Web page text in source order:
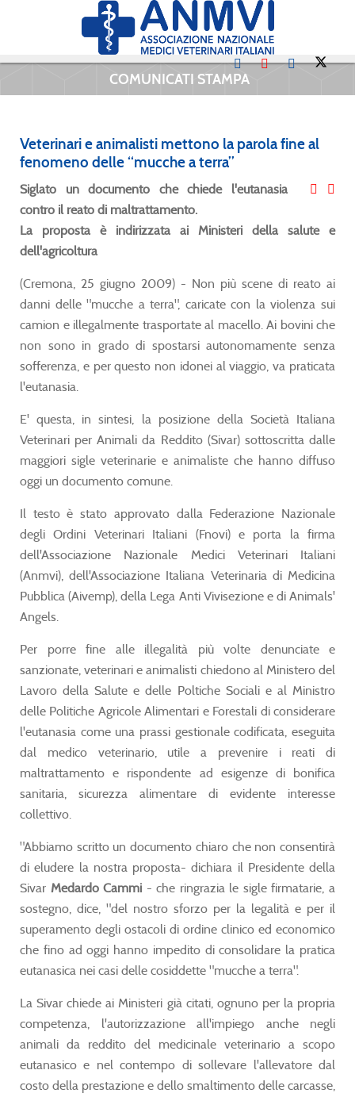
COMUNICATI STAMPA
Veterinari e animalisti mettono la parola fine al
fenomeno delle “mucche a terra”
Siglato un documento che chiede l'eutanasia
contro il reato di maltrattamento.
La proposta è indirizzata ai Ministeri della salute e
dell'agricoltura
(Cremona, 25 giugno 2009) - Non più scene di reato ai
danni delle "mucche a terra", caricate con la violenza sui
camion e illegalmente trasportate al macello. Ai bovini che
non sono in grado di spostarsi autonomamente senza
sofferenza, e per questo non idonei al viaggio, va praticata
l'eutanasia.
E' questa, in sintesi, la posizione della Società Italiana
Veterinari per Animali da Reddito (Sivar) sottoscritta dalle
maggiori sigle veterinarie e animaliste che hanno diffuso
oggi un documento comune.
Il testo è stato approvato dalla Federazione Nazionale
degli Ordini Veterinari Italiani (Fnovi) e porta la firma
dell'Associazione Nazionale Medici Veterinari Italiani
(Anmvi), dell'Associazione Italiana Veterinaria di Medicina
Pubblica (Aivemp), della Lega Anti Vivisezione e di Animals'
Angels.
Per porre fine alle illegalità più volte denunciate e
sanzionate, veterinari e animalisti chiedono al Ministero del
Lavoro della Salute e delle Poltiche Sociali e al Ministro
delle Politiche Agricole Alimentari e Forestali di considerare
l'eutanasia come una prassi gestionale codificata, eseguita
dal medico veterinario, utile a prevenire i reati di
maltrattamento e rispondente ad esigenze di bonifica
sanitaria, sicurezza alimentare di evidente interesse
collettivo.
"Abbiamo scritto un documento chiaro che non consentirà
di eludere la nostra proposta- dichiara il Presidente della
Sivar Medardo Cammi - che ringrazia le sigle firmatarie, a
sostegno, dice, "del nostro sforzo per la legalità e per il
superamento degli ostacoli di ordine clinico ed economico
che fino ad oggi hanno impedito di consolidare la pratica
eutanasica nei casi delle cosiddette "mucche a terra".
La Sivar chiede ai Ministeri già citati, ognuno per la propria
competenza, l'autorizzazione all'impiego anche negli
animali da reddito del medicinale veterinario a scopo
eutanasico e nel contempo di sollevare l'allevatore dal
costo della prestazione e dello smaltimento delle carcasse,